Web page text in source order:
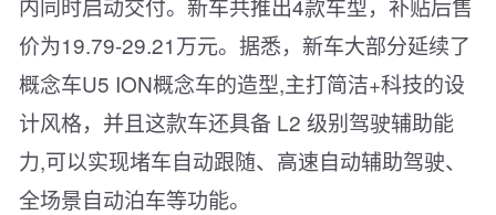
内同时启动交付。新车共推出4款车型，补贴后售
价为19.79-29.21万元。据悉，新车大部分延续了
概念车U5 ION概念车的造型,主打简洁+科技的设
计风格，并且这款车还具备 L2 级别驾驶辅助能
力,可以实现堵车自动跟随、高速自动辅助驾驶、
全场景自动泊车等功能。